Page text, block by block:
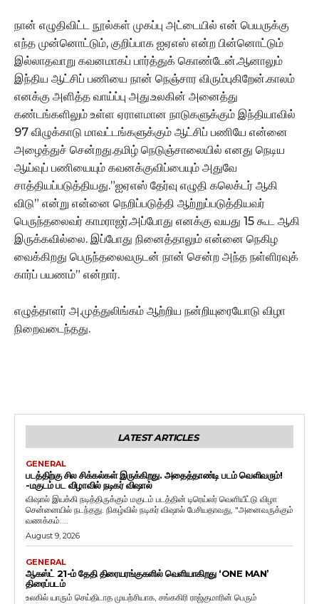
நான் எழுதிவிட்ட நூல்கள் முகப்பு அட்டையில் என் பெயருக்கு
எந்த முன்னொட்டும், குறிப்பாக ஐஏஎஸ் என்ற பின்னொட்டும்
இல்லாதவாறு கவனமாகப் பார்த்துக் கொண்டேன்.ஆனாலும்
இந்திய ஆட்சிப் பணியை நான் நெஞ்சார விரும்புகிறேன்.காலம்
எனக்கு அளித்த வாய்ப்பு அது.உலகின் அனைத்து
கண்டங்களிலும் உள்ள ஏராளமான நாடுகளுக்கும் இந்தியாவில்
97 விழுக்காடு மாவட்டங்களுக்கும் ஆட்சிப் பணியே என்னை
அழைத்துச் சென்றது.தமிழ் நெடுஞ்சாலையில் எனது நெடிய
ஆய்வுப் பணியையும் கவனக்குவிப்பையும் அதுவே
சாத்தியப்படுத்தியது.”ஐஏஎஸ் தேர்வு எழுதி கலெக்டர் ஆகி
விடு” என்று என்னை நெறிப்படுத்தி ஆற்றுப்படுத்தியவர்
பெருந்தலைவர் காமராஜர்.அப்போது எனக்கு வயது 15 கூட ஆகி
இருக்கவில்லை. இப்போது நினைத்தாலும் என்னை நெகிழ
வைக்கிறது பெருந்தலைவருடன் நான் சென்ற அந்த நள்ளிரவுக்
கார்ப் பயணம்” என்றார்.
எழுத்தாளர் அ.முத்துலிங்கம் ஆற்றிய நன்றியுரையோடு விழா
நிறைவடைந்தது.
LATEST ARTICLES
GENERAL
படத்திற்கு சில சிக்கல்கள் இருக்கிறது. அதைத்தாண்டி படம் வெளிவரும்!
-மகுடம் பட விழாவில் நடிகர் விஷால்
விஷால் இயக்கி நடித்திருக்கும் மகுடம் படத்தின் டிரெய்லர் வெளியீட்டு விழா
சென்னையில் நடந்தது. நிகழ்வில் நடிகர் விஷால் பேசியதாவது, "அனைவருக்கும்
வணக்கம்....
August 9, 2026
GENERAL
ஆகஸ்ட் 21-ம் தேதி திரையரங்குகளில் வெளியாகிறது ‘ONE MAN’
திரைப்படம்
உலகில் யாரும் செய்திடாத முயற்சியாக, சங்ககிரி ராஜ்குமாரின் பெரும்